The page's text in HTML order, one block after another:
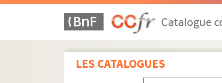
Catalogue
LES CATALOGUES